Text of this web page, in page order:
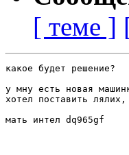
[ теме ]
какое будет решение?
у мну есть новая
хотел поставить
мать интел dq965gf